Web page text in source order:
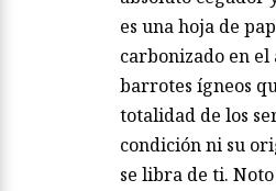
es una hoja de
carbonizado en el
barrotes ígneos
totalidad de los
condición ni su
se libra de ti.